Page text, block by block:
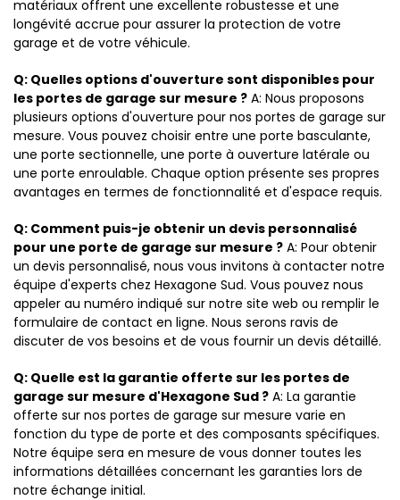
matériaux offrent une excellente robustesse et une
longévité accrue pour assurer la protection de votre
garage et de votre véhicule.
Q: Quelles options d'ouverture sont disponibles pour
les portes de garage sur mesure ? A: Nous proposons
plusieurs options d'ouverture pour nos portes de garage sur
mesure. Vous pouvez choisir entre une porte basculante,
une porte sectionnelle, une porte à ouverture latérale ou
une porte enroulable. Chaque option présente ses propres
avantages en termes de fonctionnalité et d'espace requis.
Q: Comment puis-je obtenir un devis personnalisé
pour une porte de garage sur mesure ? A: Pour obtenir
un devis personnalisé, nous vous invitons à contacter notre
équipe d'experts chez Hexagone Sud. Vous pouvez nous
appeler au numéro indiqué sur notre site web ou remplir le
formulaire de contact en ligne. Nous serons ravis de
discuter de vos besoins et de vous fournir un devis détaillé.
Q: Quelle est la garantie offerte sur les portes de
garage sur mesure d'Hexagone Sud ? A: La garantie
offerte sur nos portes de garage sur mesure varie en
fonction du type de porte et des composants spécifiques.
Notre équipe sera en mesure de vous donner toutes les
informations détaillées concernant les garanties lors de
notre échange initial.